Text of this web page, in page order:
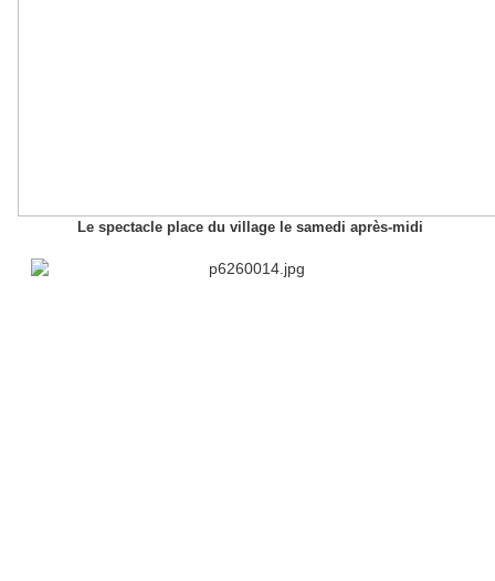
Le spectacle place du village le samedi après-midi